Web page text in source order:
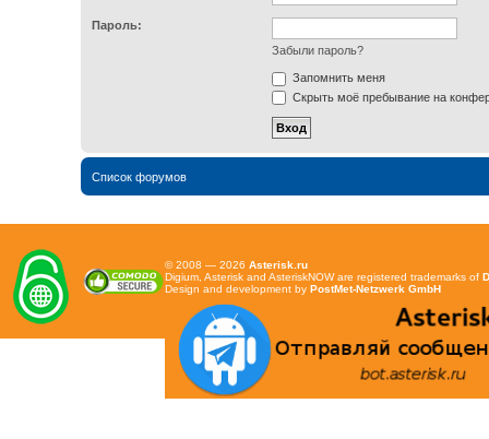
Пароль:
Забыли пароль?
Запомнить меня
Скрыть моё пребывание на
Список форумов
© 2008 — 2026 Asterisk.ru
Digium, Asterisk and AsteriskNOW are registered trademarks of
Design and development by PostMet-Netzwerk GmbH